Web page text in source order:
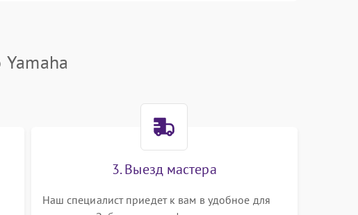
3. Выезд мастера
Наш специалист приедет к вам в удобное для